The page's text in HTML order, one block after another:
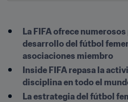
La FIFA ofrece
desarrollo del fútbol
asociaciones miembro
Inside FIFA repasa la
disciplina en todo el
La estrategia del fútbol